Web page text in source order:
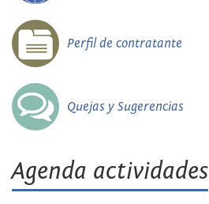
Perfil de contratante
Quejas y Sugerencias
Agenda actividades